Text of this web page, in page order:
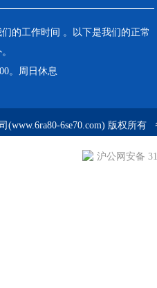
的工作时间 。以下是我们的正常
。周日休息
6se70.com) 版权所有
沪公网安备